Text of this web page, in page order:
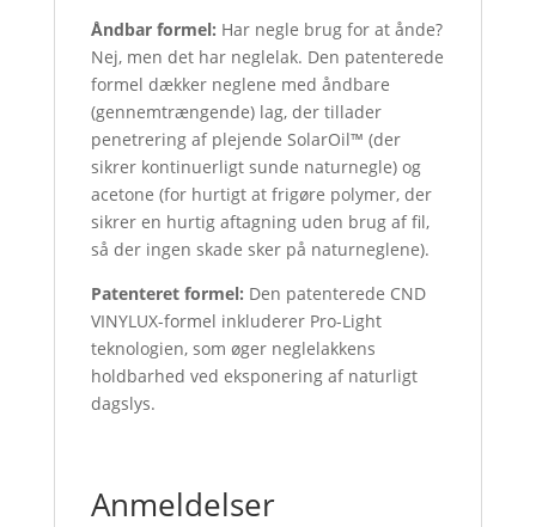
Åndbar formel: Har negle brug for at ånde?
Nej, men det har neglelak. Den patenterede
formel dækker neglene med åndbare
(gennemtrængende) lag, der tillader
penetrering af plejende SolarOil™ (der
sikrer kontinuerligt sunde naturnegle) og
acetone (for hurtigt at frigøre polymer, der
sikrer en hurtig aftagning uden brug af fil,
så der ingen skade sker på naturneglene).
Patenteret formel: Den patenterede CND
VINYLUX-formel inkluderer Pro-Light
teknologien, som øger neglelakkens
holdbarhed ved eksponering af naturligt
dagslys.
Anmeldelser